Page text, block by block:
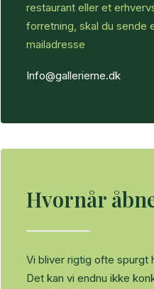
Hvornår
Vi bliver rigtig ofte spurgt
Det kan vi endnu ikke
restaurant eller et
forretning, skal du sende
mailadresse
Info@gallerierne.dk